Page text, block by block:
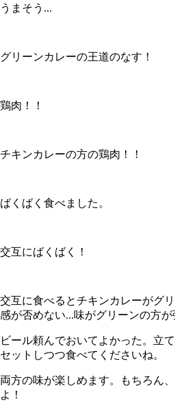
うまそう...
グリーンカレーの王道のなす！
鶏肉！！
チキンカレーの方の鶏肉！！
ばくばく食べました。
交互にばくばく！
交互に食べるとチキンカレーがグ
感が否めない...味がグリーンの方が
ビール頼んでおいてよかった。立
セットしつつ食べてくださいね。
両方の味が楽しめます。もちろん
よ！